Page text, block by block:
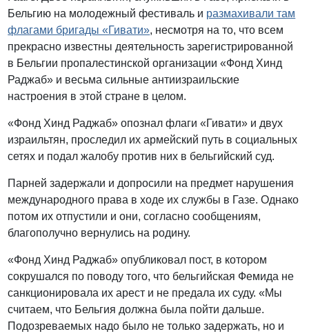
Бельгию на молодежный фестиваль и размахивали там
флагами бригады «Гивати», несмотря на то, что всем
прекрасно известны деятельность зарегистрированной
в Бельгии пропалестинской организации «Фонд Хинд
Раджаб» и весьма сильные антиизраильские
настроения в этой стране в целом.
«Фонд Хинд Раджаб» опознал флаги «Гивати» и двух
израильтян, проследил их армейский путь в социальных
сетях и подал жалобу против них в бельгийский суд.
Парней задержали и допросили на предмет нарушения
международного права в ходе их службы в Газе. Однако
потом их отпустили и они, согласно сообщениям,
благополучно вернулись на родину.
«Фонд Хинд Раджаб» опубликовал пост, в котором
сокрушался по поводу того, что бельгийская Фемида не
санкционировала их арест и не предала их суду. «Мы
считаем, что Бельгия должна была пойти дальше.
Подозреваемых надо было не только задержать, но и